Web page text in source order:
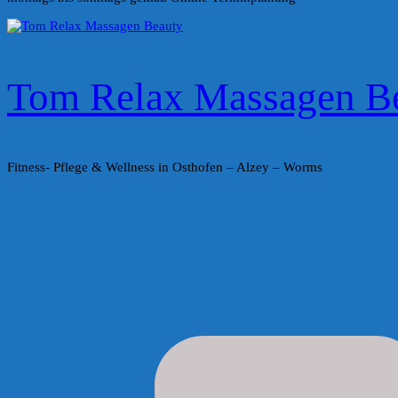
Tom Relax Massagen
Fitness- Pflege & Wellness in Osthofen – Alzey – Worms